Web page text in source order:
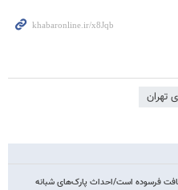
تهران
فرسوده است/احداث پارک‌های شبانه